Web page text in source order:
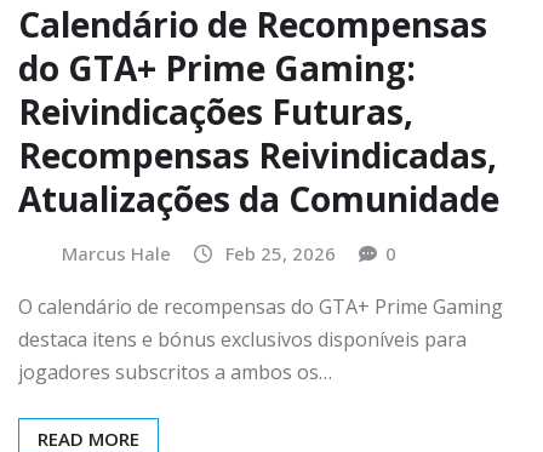
Calendário de Recompensas
do GTA+ Prime Gaming:
Reivindicações Futuras,
Recompensas Reivindicadas,
Atualizações da Comunidade
Marcus Hale Feb 25, 2026 0
O calendário de recompensas do GTA+ Prime Gaming
destaca itens e bónus exclusivos disponíveis para
jogadores subscritos a ambos os…
READ MORE